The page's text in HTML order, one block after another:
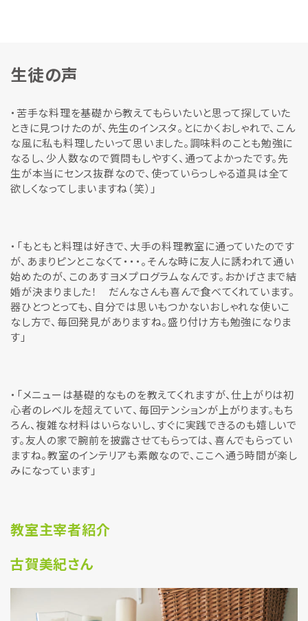
生徒の声
・苦手な料理を基礎から教えてもらいたいと思って探していた
ときに見つけたのが、先生のインスタ。とにかくおしゃれで、こん
な風に私も料理したいって思いました。調味料のことも勉強に
なるし、少人数なので質問もしやすく、通ってよかったです。先
生が本当にセンス抜群なので、使っていらっしゃる道具は全て
欲しくなってしまいますね（笑）」
・「もともと料理は好きで、大手の料理教室に通っていたのです
が、あまりピンとこなくて・・・。そんな時に友人に誘われて通い
始めたのが、このあすヨメプログラムなんです。おかげさまで結
婚が決まりました！ だんなさんも喜んで食べてくれています。
器ひとつとっても、自分では思いもつかないおしゃれな使いこ
なし方で、毎回発見がありますね。盛り付け方も勉強になりま
す」
・「メニューは基礎的なものを教えてくれますが、仕上がりは初
心者のレベルを超えていて、毎回テンションが上がります。もち
ろん、複雑な材料はいらないし、すぐに実践できるのも嬉しいで
す。友人の家で腕前を披露させてもらっては、喜んでもらってい
ますね。教室のインテリアも素敵なので、ここへ通う時間が楽し
みになっています」
教室主宰者紹介
古賀美紀さん